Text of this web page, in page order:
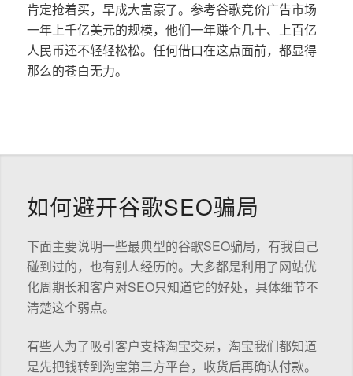
肯定抢着买，早成大富豪了。参考谷歌竞价广告市场
一年上千亿美元的规模，他们一年赚个几十、上百亿
人民币还不轻轻松松。任何借口在这点面前，都显得
那么的苍白无力。
如何避开谷歌SEO骗局
下面主要说明一些最典型的谷歌SEO骗局，有我自己
碰到过的，也有别人经历的。大多都是利用了网站优
化周期长和客户对SEO只知道它的好处，具体细节不
清楚这个弱点。
有些人为了吸引客户支持淘宝交易，淘宝我们都知道
是先把钱转到淘宝第三方平台，收货后再确认付款。